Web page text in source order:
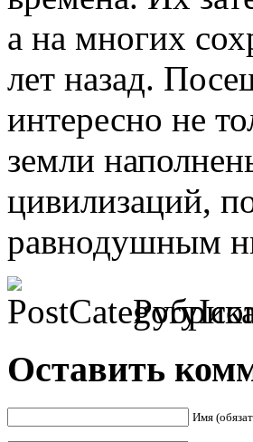
а на многих
лет назад.
интересно не
земли
цивилизаций,
равнодушным
Оставить
Имя